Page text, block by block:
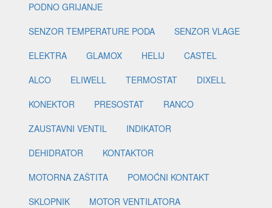
PODNO GRIJANJE
SENZOR TEMPERATURE PODA
SENZOR VLAGE
ELEKTRA
GLAMOX HELIJ
CASTEL
ALCO
ELIWELL TERMOSTAT
DIXELL
KONEKTOR
PRESOSTAT
RANCO
ZAUSTAVNI VENTIL
INDIKATOR
DEHIDRATOR
KONTAKTOR
MOTORNA ZAŠTITA
POMOĆNI KONTAKT
SKLOPNIK
MOTOR VENTILATORA